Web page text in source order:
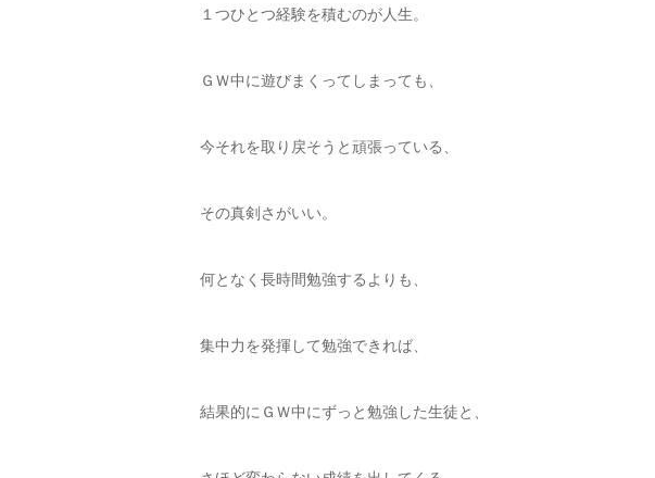
１つひとつ経験を積むのが人生。
ＧＷ中に遊びまくってしまっても、
今それを取り戻そうと頑張っている、
その真剣さがいい。
何となく長時間勉強するよりも、
集中力を発揮して勉強できれば、
結果的にＧＷ中にずっと勉強した生徒と、